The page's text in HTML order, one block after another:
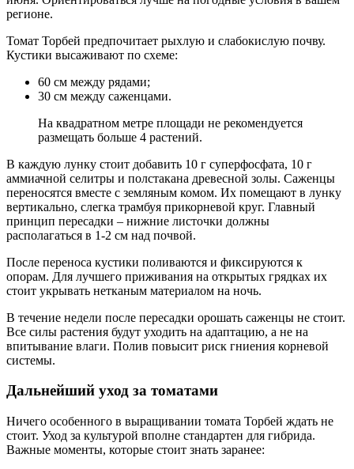
регионе.
Томат Торбей предпочитает рыхлую и слабокислую почву.
Кустики высаживают по схеме:
60 см между рядами;
30 см между саженцами.
На квадратном метре площади не рекомендуется
размещать больше 4 растений.
В каждую лунку стоит добавить 10 г суперфосфата, 10 г
аммиачной селитры и полстакана древесной золы. Саженцы
переносятся вместе с земляным комом. Их помещают в лунку
вертикально, слегка трамбуя прикорневой круг. Главный
принцип пересадки – нижние листочки должны
располагаться в 1-2 см над почвой.
После переноса кустики поливаются и фиксируются к
опорам. Для лучшего приживания на открытых грядках их
стоит укрывать нетканым материалом на ночь.
В течение недели после пересадки орошать саженцы не стоит.
Все силы растения будут уходить на адаптацию, а не на
впитывание влаги. Полив повысит риск гниения корневой
системы.
Дальнейший уход за томатами
Ничего особенного в выращивании томата Торбей ждать не
стоит. Уход за культурой вполне стандартен для гибрида.
Важные моменты, которые стоит знать заранее: